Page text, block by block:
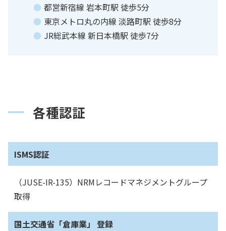
都営新宿線 岩本町駅 徒歩5分
東京メトロ丸の内線 淡路町駅 徒歩8分
JR総武本線 新⽇本橋駅 徒歩7分
各種認証
ISMS認証
（JUSE-IR-135）NRMレコードマネジメントグループ
取得
国土交通省「倉庫業」 登録